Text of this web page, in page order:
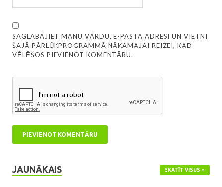
SAGLABĀJIET MANU VĀRDU, E-PASTA ADRESI UN VIETNI
ŠAJĀ PĀRLŪKPROGRAMMĀ NĀKAMAJAI REIZEI, KAD
VĒLĒŠOS PIEVIENOT KOMENTĀRU.
JAUNĀKAIS SKATĪT VISUS